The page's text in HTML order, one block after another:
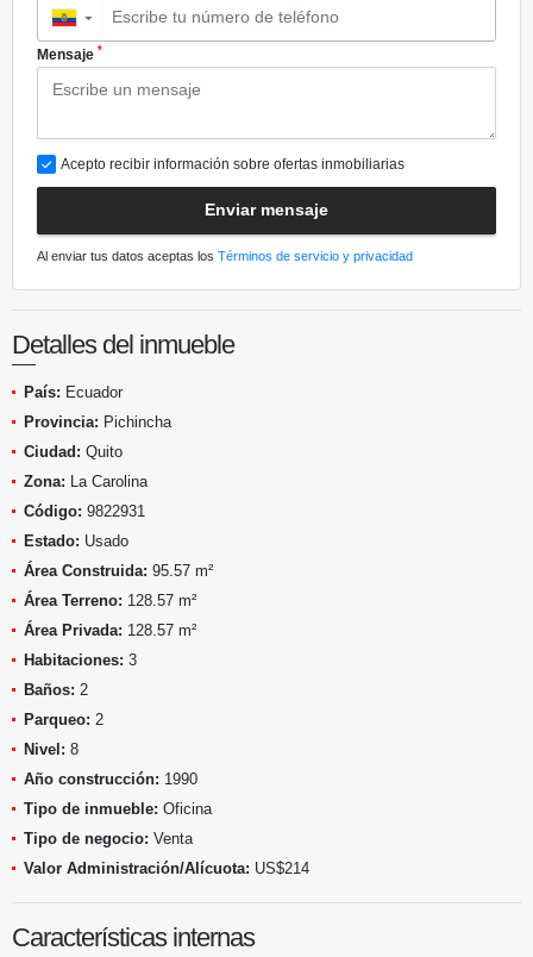
▼
Mensaje *
Acepto recibir información sobre ofertas inmobiliarias
Enviar mensaje
Al enviar tus datos aceptas los Términos de servicio y privacidad
Detalles del inmueble
País: Ecuador
Provincia: Pichincha
Ciudad: Quito
Zona: La Carolina
Código: 9822931
Estado: Usado
Área Construida: 95.57 m²
Área Terreno: 128.57 m²
Área Privada: 128.57 m²
Habitaciones: 3
Baños: 2
Parqueo: 2
Nivel: 8
Año construcción: 1990
Tipo de inmueble: Oficina
Tipo de negocio: Venta
Valor Administración/Alícuota: US$214
Características internas